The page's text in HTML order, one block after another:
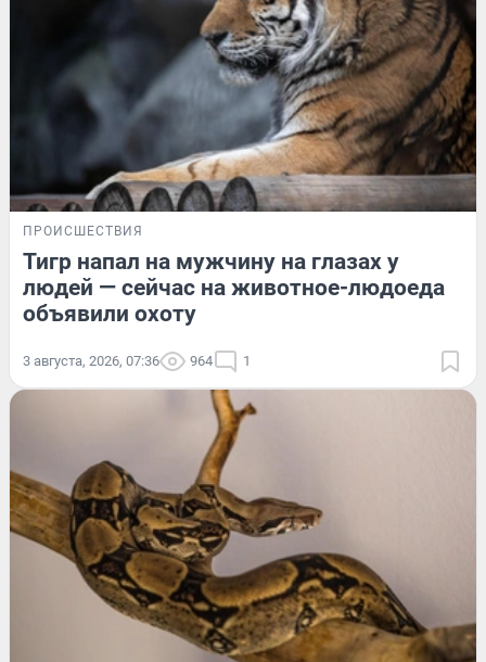
ПРОИСШЕСТВИЯ
Тигр напал на мужчину на глазах у
людей — сейчас на животное-людоеда
объявили охоту
3 августа, 2026, 07:36 964 1